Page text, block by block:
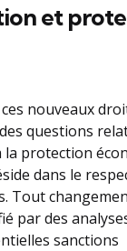
et
nouveaux
questions
protection
dans le
Tout
par des
sanctions